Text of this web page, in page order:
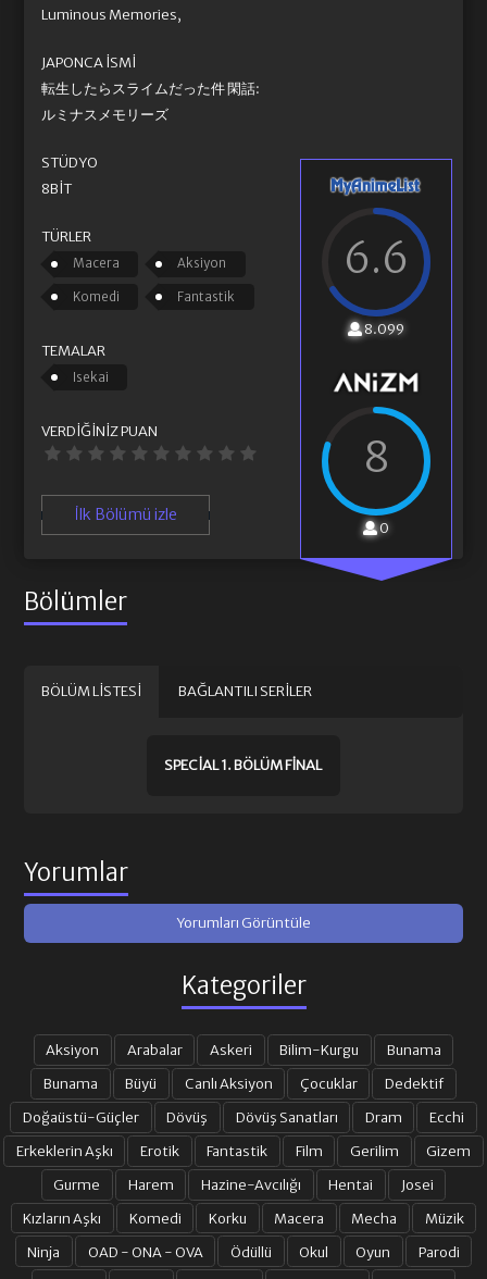
6.6
8.099
8
0
Luminous Memories,
JAPONCA İSMI
転生したらスライムだった件 閑話:
ルミナスメモリーズ
STÜDYO
8BIT
TÜRLER
Macera Aksiyon
Komedi Fantastik
TEMALAR
Isekai
VERDIĞINIZ PUAN
İlk Bölümü izle
Bölümler
BÖLÜM LISTESI BAĞLANTILI SERILER
SPECIAL 1. BÖLÜM FINAL
Yorumlar
Yorumları Görüntüle
Kategoriler
Aksiyon Arabalar Askeri Bilim-Kurgu
Bunama
Bunama
Büyü Canlı Aksiyon Çocuklar
Dedektif
Doğaüstü-Güçler
Dövüş Dövüş Sanatları Dram
Ecchi
Erkeklerin Aşkı
Erotik Fantastik Film Gerilim
Gizem
Gurme
Harem Hazine-Avcılığı Hentai
Josei
Kızların Aşkı
Komedi Korku Macera Mecha
Müzik
Ninja
OAD - ONA - OVA Ödüllü Okul Oyun
Parodi